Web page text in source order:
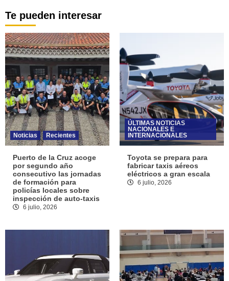
Te pueden interesar
Noticias Recientes
Puerto de la Cruz acoge
por segundo año
consecutivo las jornadas
de formación para
policías locales sobre
inspección de auto-taxis
6 julio, 2026
ÚLTIMAS NOTICIAS
NACIONALES E
INTERNACIONALES
Toyota se prepara para
fabricar taxis aéreos
eléctricos a gran escala
6 julio, 2026